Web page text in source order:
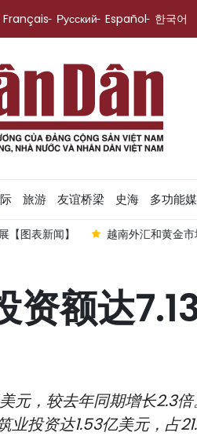
Français Русский Español 한국어
旅游 友谊桥梁 史海 多功能
图表新闻】 越南外汇和黄金市
额达
元，较去年同期增长2.3
投资达1.53亿美元，占